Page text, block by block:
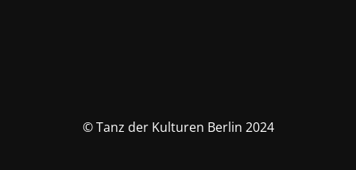
© Tanz der Kulturen Berlin 2024